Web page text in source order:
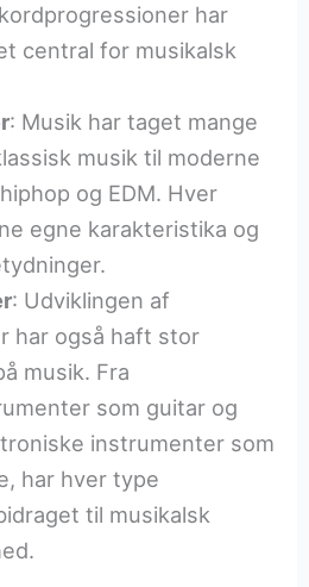
har
central for musikalsk
: Musik har taget mange
musik til moderne
og EDM. Hver
egne karakteristika og
: Udviklingen af
har også haft stor
musik. Fra
som guitar og
instrumenter som
har hver type
til musikalsk